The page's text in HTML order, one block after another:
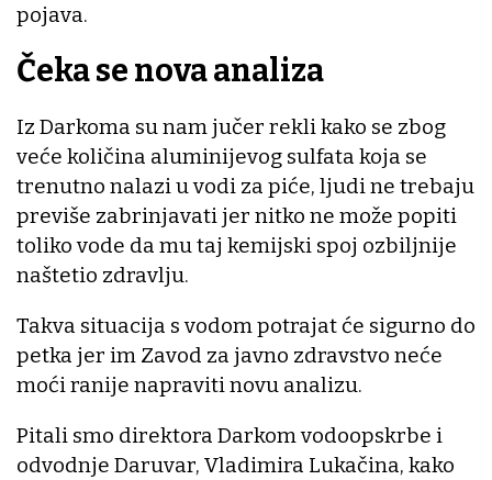
pojava.
Čeka se nova analiza
Iz Darkoma su nam jučer rekli kako se zbog
veće količina aluminijevog sulfata koja se
trenutno nalazi u vodi za piće, ljudi ne trebaju
previše zabrinjavati jer nitko ne može popiti
toliko vode da mu taj kemijski spoj ozbiljnije
naštetio zdravlju.
Takva situacija s vodom potrajat će sigurno do
petka jer im Zavod za javno zdravstvo neće
moći ranije napraviti novu analizu.
Pitali smo direktora Darkom vodoopskrbe i
odvodnje Daruvar, Vladimira Lukačina, kako